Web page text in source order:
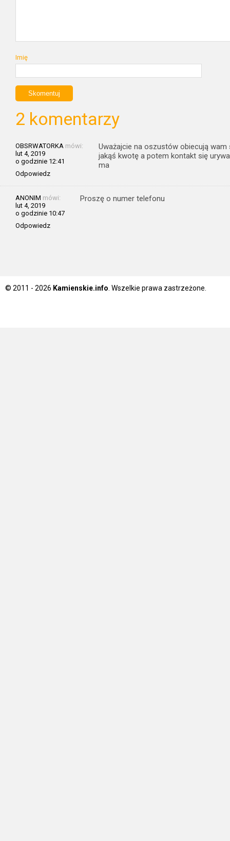
Imię
2 komentarzy
OBSRWATORKA mówi:
lut 4, 2019
o godzinie 12:41
Odpowiedz
Uważajcie na oszustów obiecują wam
jakąś kwotę a potem kontakt się
ma
ANONIM mówi:
lut 4, 2019
o godzinie 10:47
Odpowiedz
Proszę o numer telefonu
© 2011 - 2026 Kamienskie.info . Wszelkie prawa zastrzeżone.